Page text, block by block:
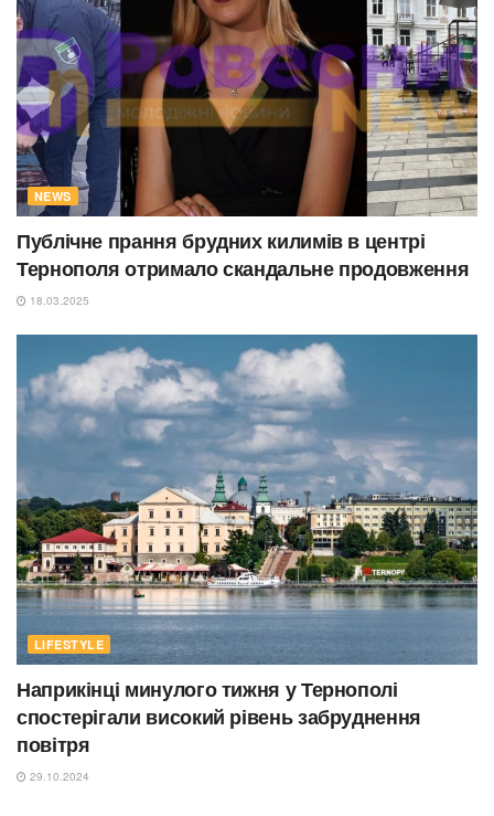
NEWS
Публічне прання брудних килимів в центрі
Тернополя отримало скандальне продовження
18.03.2025
LIFESTYLE
Наприкінці минулого тижня у Тернополі
спостерігали високий рівень забруднення
повітря
29.10.2024